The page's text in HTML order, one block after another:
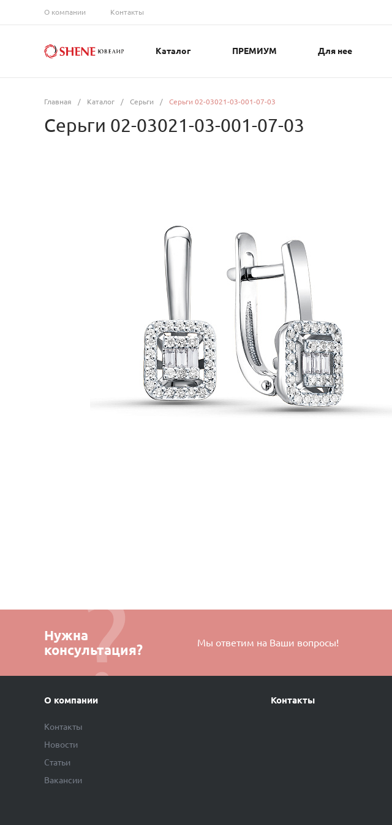
О компании Контакты
Каталог ПРЕМИУМ Для нее
Главная / Каталог / Серьги / Серьги 02-03021-03-001-07-03
Серьги 02-03021-03-001-07-03
Наименование товара Размер Вес
Нужна
консультация?
Мы ответим на Ваши вопросы!
О компании
Контакты
Новости
Статьи
Вакансии
Контакты